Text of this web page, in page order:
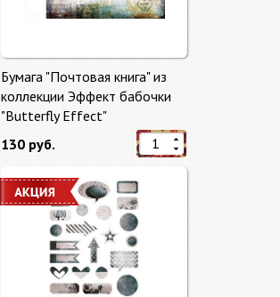
Бумага "Почтовая книга" из
коллекции Эффект бабочки
"Butterfly Effect"
130 руб.